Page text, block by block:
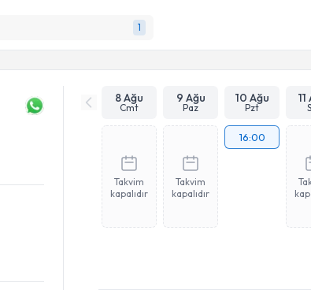
1
8 Ağu
Cmt
9 Ağu
Paz
10 Ağu
Pzt
Takvim
kapalıdır
Takvim
kapalıdır
16:00